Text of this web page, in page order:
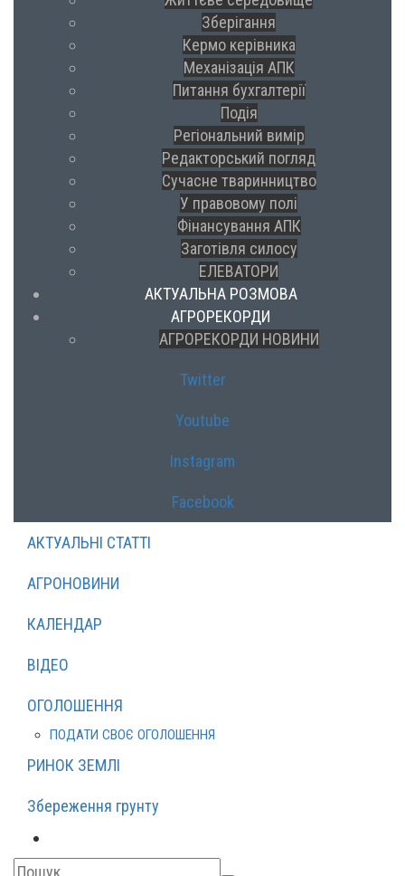
Зберігання
Кермо керівника
Механізація АПК
Питання бухгалтерії
Подія
Регіональний вимір
Редакторський погляд
Сучасне тваринництво
У правовому полі
Фінансування АПК
Заготівля силосу
ЕЛЕВАТОРИ
АКТУАЛЬНА РОЗМОВА
АГРОРЕКОРДИ
АГРОРЕКОРДИ НОВИНИ
Twitter
Youtube
Instagram
Facebook
АКТУАЛЬНІ СТАТТІ
АГРОНОВИНИ
КАЛЕНДАР
ВІДЕО
ОГОЛОШЕННЯ
ПОДАТИ СВОЄ ОГОЛОШЕННЯ
РИНОК ЗЕМЛІ
Збереження грунту